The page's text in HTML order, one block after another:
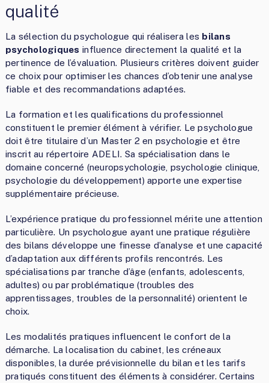
qualité
La sélection du psychologue qui réalisera les bilans
psychologiques influence directement la qualité et la
pertinence de l’évaluation. Plusieurs critères doivent guider
ce choix pour optimiser les chances d’obtenir une analyse
fiable et des recommandations adaptées.
La formation et les qualifications du professionnel
constituent le premier élément à vérifier. Le psychologue
doit être titulaire d’un Master 2 en psychologie et être
inscrit au répertoire ADELI. Sa spécialisation dans le
domaine concerné (neuropsychologie, psychologie clinique,
psychologie du développement) apporte une expertise
supplémentaire précieuse.
L’expérience pratique du professionnel mérite une attention
particulière. Un psychologue ayant une pratique régulière
des bilans développe une finesse d’analyse et une capacité
d’adaptation aux différents profils rencontrés. Les
spécialisations par tranche d’âge (enfants, adolescents,
adultes) ou par problématique (troubles des
apprentissages, troubles de la personnalité) orientent le
choix.
Les modalités pratiques influencent le confort de la
démarche. La localisation du cabinet, les créneaux
disponibles, la durée prévisionnelle du bilan et les tarifs
pratiqués constituent des éléments à considérer. Certains